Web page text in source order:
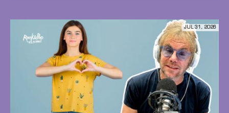
JUL 31, 2026